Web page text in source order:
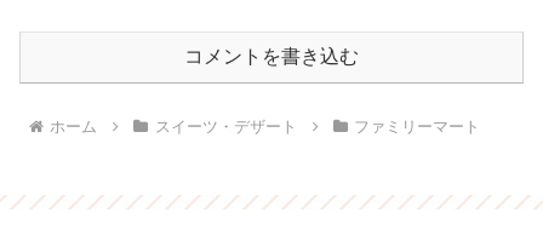
コメントを書き込む
ホーム スイーツ・デザート ファミリーマート